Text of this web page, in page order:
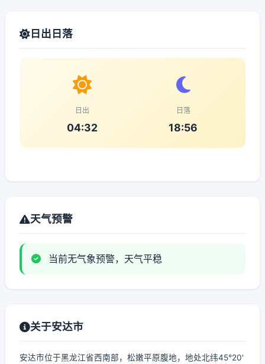
日出日落
日出
04:32
日落
18:56
天气预警
当前无气象预警，天气平稳
关于安达市
安达市位于黑龙江省西南部，松嫩平原腹地，地处北纬45°20′